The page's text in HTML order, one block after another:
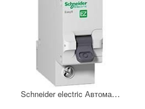
Schneider electric Автоматический выключатель 1/40А